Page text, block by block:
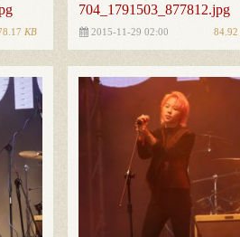
KB
704_1791503_877812.jpg
2015-11-29 02:00 84.92